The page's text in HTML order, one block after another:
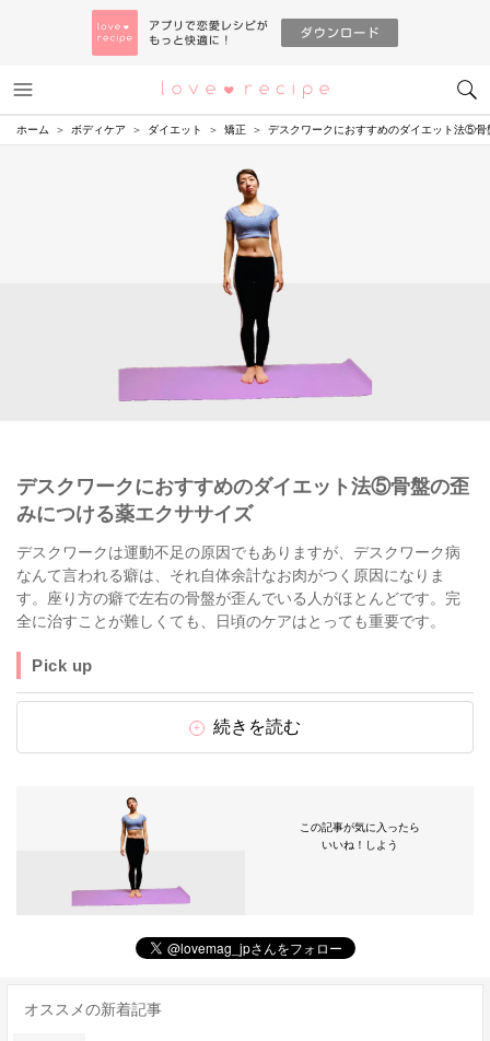
恋愛レシピ
ホーム ボディケア ダイエット 矯正 デスクワークにおすすめのダイエット法⑤
デスクワークにおすすめのダイエット法⑤骨盤の歪
みにつける薬エクササイズ
デスクワークは運動不足の原因でもありますが、デスクワーク病
なんて言われる癖は、それ自体余計なお肉がつく原因になりま
す。座り方の癖で左右の骨盤が歪んでいる人がほとんどです。完
全に治すことが難しくても、日頃のケアはとっても重要です。
Pick up
続きを読む
この記事が気に入ったら
いいね！しよう
オススメの新着記事